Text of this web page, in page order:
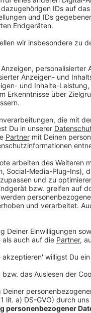
ist es so wie bei
weiß es immer besser -
Wer sich aber an Regeln
Mythos 1:
Anzeige
Da wäre schon das
Hacks sind nämlich auf
geschaut, wie euer
Partners oder eurer
ihr das Tier bei
Allerdings: Komplizierte
des Menschen:
Das ist eher
sind gut, 20 besser. Da
'lokopokoschmoko'.
Mythos 2: